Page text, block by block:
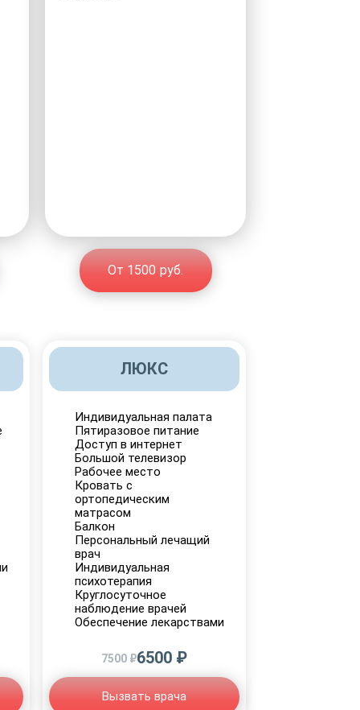
От 1500 руб.
ЛЮКС
Индивидуальная палата
Пятиразовое питание
Доступ в интернет
Большой телевизор
Рабочее место
Кровать с
ортопедическим
матрасом
Балкон
Персональный лечащий
врач
Индивидуальная
психотерапия
Круглосуточное
наблюдение врачей
Обеспечение лекарствами
7500 ₽6500 ₽
Вызвать врача